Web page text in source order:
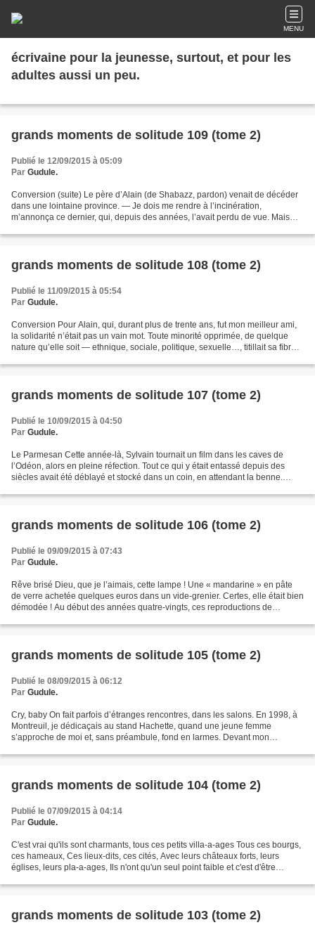
MENU
écrivaine pour la jeunesse, surtout, et pour les
adultes aussi un peu.
grands moments de solitude 109 (tome 2)
Publié le 12/09/2015 à 05:09
Par Gudule.
Conversion (suite) Le père d’Alain (de Shabazz, pardon) venait de décéder
dans une lointaine province. — Je dois me rendre à l’incinération,
m’annonça ce dernier, qui, depuis des années, l’avait perdu de vue. Mais
grands moments de solitude 108 (tome 2)
Publié le 11/09/2015 à 05:54
Par Gudule.
Conversion Pour Alain, qui, durant plus de trente ans, fut mon meilleur ami,
la solidarité n’était pas un vain mot. Toute minorité opprimée, de quelque
nature qu’elle soit — ethnique, sociale, politique, sexuelle…, titillait sa fibre
grands moments de solitude 107 (tome 2)
Publié le 10/09/2015 à 04:50
Par Gudule.
Le Parmesan Cette année-là, Sylvain tournait un film dans les caves de
l’Odéon, alors en pleine réfection. Tout ce qui y était entassé depuis des
siècles avait été déblayé et stocké dans un coin, en attendant la benne.
grands moments de solitude 106 (tome 2)
Publié le 09/09/2015 à 07:43
Par Gudule.
Rêve brisé Dieu, que je l’aimais, cette lampe ! Une « mandarine » en pâte
de verre achetée quelques euros dans un vide-grenier. Certes, elle était bien
démodée ! Au début des années quatre-vingts, ces reproductions de
grands moments de solitude 105 (tome 2)
Publié le 08/09/2015 à 06:12
Par Gudule.
Cry, baby On fait parfois d’étranges rencontres, dans les salons. En 1998, à
Montreuil, je dédicaçais au stand Hachette, quand une jeune femme
s’approche de moi et, sans préambule, fond en larmes. Devant mon
grands moments de solitude 104 (tome 2)
Publié le 07/09/2015 à 04:14
Par Gudule.
C'est vrai qu'ils sont charmants, tous ces petits villa-a-ages Tous ces bourgs,
ces hameaux, Ces lieux-dits, ces cités, Avec leurs châteaux forts, leurs
églises, leurs pla-a-ages, Ils n'ont qu'un seul point faible et c'est d'être
grands moments de solitude 103 (tome 2)